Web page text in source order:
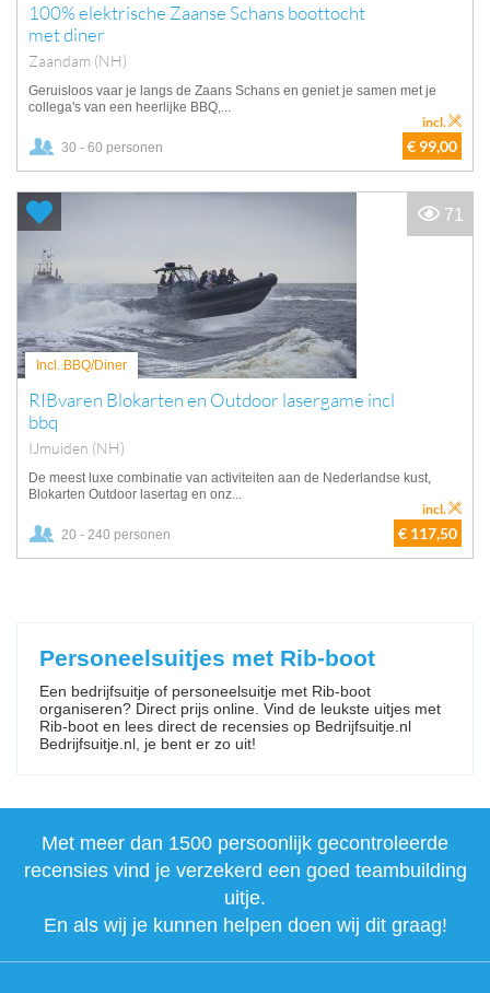
100% elektrische Zaanse Schans boottocht
met diner
Zaandam (NH)
Geruisloos vaar je langs de Zaans Schans en geniet je samen met je
collega's van een heerlijke BBQ,...
30 - 60 personen € 99,00
incl.
Incl. BBQ/Diner
RIBvaren Blokarten en Outdoor lasergame incl
bbq
IJmuiden (NH)
De meest luxe combinatie van activiteiten aan de Nederlandse kust,
Blokarten Outdoor lasertag en onz...
20 - 240 personen € 117,50
incl.
71
Personeelsuitjes met Rib-boot
Een bedrijfsuitje of personeelsuitje met Rib-boot
organiseren? Direct prijs online. Vind de leukste uitjes met
Rib-boot en lees direct de recensies op Bedrijfsuitje.nl
Bedrijfsuitje.nl, je bent er zo uit!
Met meer dan 1500 persoonlijk gecontroleerde
recensies vind je verzekerd een goed teambuilding
uitje.
En als wij je kunnen helpen doen wij dit graag!